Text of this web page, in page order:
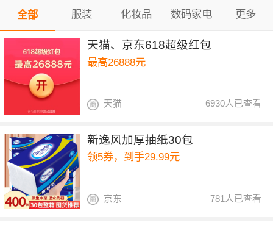
全部 服装 化妆品 数码家电 更多
天猫、京东618超级红包
最高26888元
6930人已查看
天猫
新逸风加厚抽纸30包
领5券，到手29.99元
781人已查看
京东